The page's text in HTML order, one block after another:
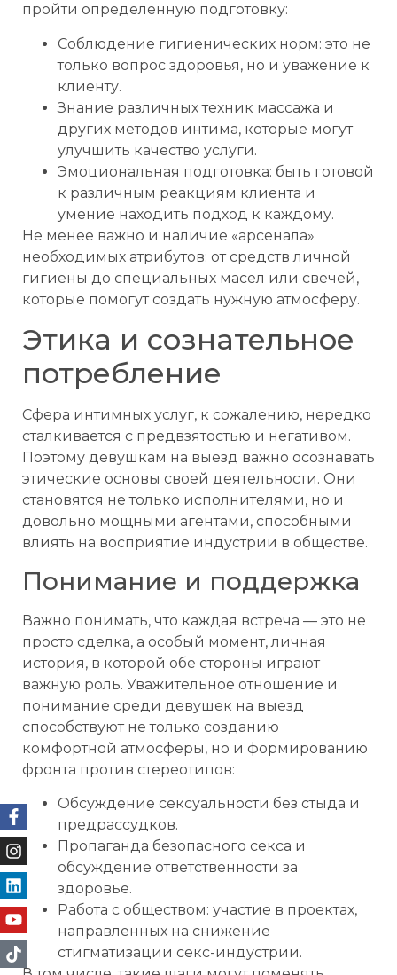
пройти определенную подготовку:
Соблюдение гигиенических норм: это не
только вопрос здоровья, но и уважение к
клиенту.
Знание различных техник массажа и
других методов интима, которые могут
улучшить качество услуги.
Эмоциональная подготовка: быть готовой
к различным реакциям клиента и
умение находить подход к каждому.
Не менее важно и наличие «арсенала»
необходимых атрибутов: от средств личной
гигиены до специальных масел или свечей,
которые помогут создать нужную атмосферу.
Этика и сознательное
потребление
Сфера интимных услуг, к сожалению, нередко
сталкивается с предвзятостью и негативом.
Поэтому девушкам на выезд важно осознавать
этические основы своей деятельности. Они
становятся не только исполнителями, но и
довольно мощными агентами, способными
влиять на восприятие индустрии в обществе.
Понимание и поддержка
Важно понимать, что каждая встреча — это не
просто сделка, а особый момент, личная
история, в которой обе стороны играют
важную роль. Уважительное отношение и
понимание среди девушек на выезд
способствуют не только созданию
комфортной атмосферы, но и формированию
фронта против стереотипов:
Обсуждение сексуальности без стыда и
предрассудков.
Пропаганда безопасного секса и
обсуждение ответственности за
здоровье.
Работа с обществом: участие в проектах,
направленных на снижение
стигматизации секс-индустрии.